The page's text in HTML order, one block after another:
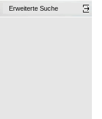
Erweiterte Suche